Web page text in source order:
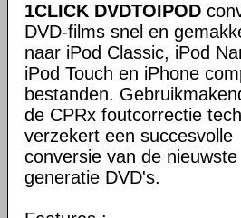
1CLICK DVDTOIPOD
DVD-films snel en
naar iPod Classic, iPod
iPod Touch en iPhone
bestanden.
de CPRx foutcorrectie
verzekert een succesvolle
conversie van de nieuwste
generatie DVD's.